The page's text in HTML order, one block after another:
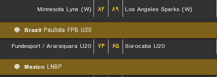
Minnesota Lynx (W)
۸۲ ۸۹ Los Angeles Sparks (W)
Brazil Paulista FPB U20
Fundesport / Araraquara U20
۷۴ ۶۵ Sorocaba U20
Mexico LNBP